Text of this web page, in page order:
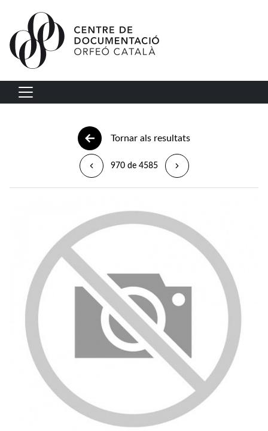
Vés al contingut
Navegació principal
Tornar als resultats
970 de 4585